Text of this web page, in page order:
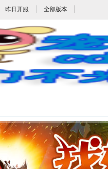
昨日开服 全部版本